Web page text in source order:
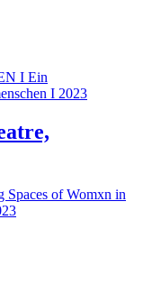
I Ein
I 2023
Spaces of Womxn in